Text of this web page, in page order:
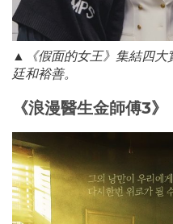
▲《假面的女王》集結四大
廷和裕善。
《浪漫醫生金師傅3》